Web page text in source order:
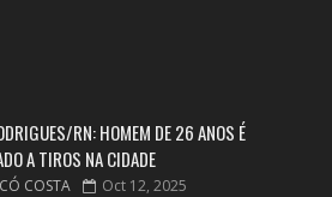
RN: HOMEM DE 26 ANOS É
A TIROS NA CIDADE
COSTA Oct 12, 2025